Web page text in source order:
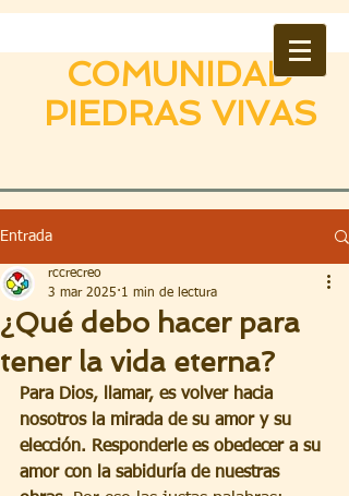
COMUNIDAD
PIEDRAS VIVAS
Entrada
¿Qué debo hacer para
tener la vida eterna?
rccrecreo
3 mar 2025 1 min de lectura
Para Dios, llamar, es volver hacia
nosotros la mirada de su amor y su
elección. Responderle es obedecer a su
amor con la sabiduría de nuestras